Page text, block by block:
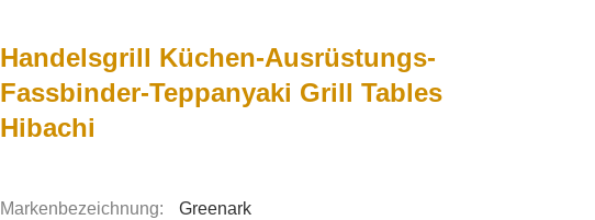
Handelsgrill Küchen-Ausrüstungs-
Fassbinder-Teppanyaki Grill Tables
Hibachi
Markenbezeichnung: Greenark